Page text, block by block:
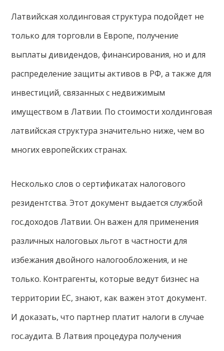
Латвийская холдинговая структура подойдет не
только для торговли в Европе, получение
выплаты дивидендов, финансирования, но и для
распределение защиты активов в РФ, а также для
инвестиций, связанных с недвижимым
имуществом в Латвии. По стоимости холдинговая
латвийская структура значительно ниже, чем во
многих европейских странах.
Несколько слов о сертификатах налогового
резидентства. Этот документ выдается службой
гос.доходов Латвии. Он важен для применения
различных налоговых льгот в частности для
избежания двойного налогообложения, и не
только. Контрагенты, которые ведут бизнес на
территории ЕС, знают, как важен этот документ.
И доказать, что партнер платит налоги в случае
гос.аудита. В Латвия процедура получения